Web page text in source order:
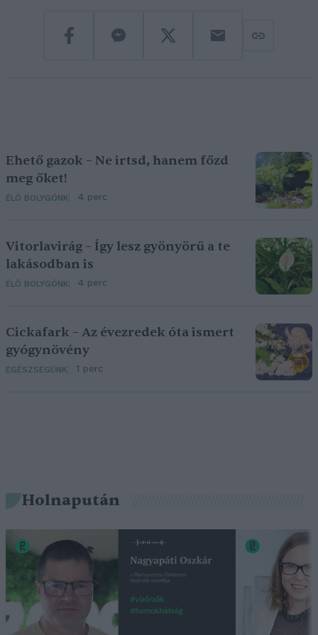
Ehető gazok – Ne irtsd, hanem főzd
meg őket!
ÉLŐ BOLYGÓNK 4 perc
Vitorlavirág – Így lesz gyönyörű a te
lakásodban is
ÉLŐ BOLYGÓNK 4 perc
Cickafark – Az évezredek óta ismert
gyógynövény
EGÉSZSÉGÜNK 1 perc
Holnapután